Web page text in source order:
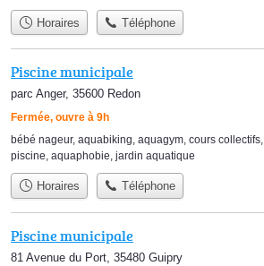
Horaires Téléphone
Piscine municipale
parc Anger, 35600 Redon
Fermée, ouvre à 9h
bébé nageur, aquabiking, aquagym, cours collectifs,
piscine, aquaphobie, jardin aquatique
Horaires Téléphone
Piscine municipale
81 Avenue du Port, 35480 Guipry